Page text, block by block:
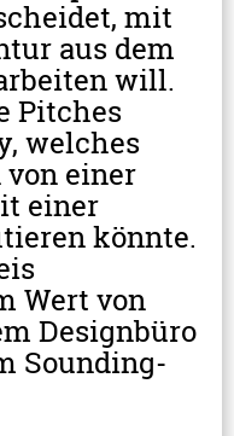
mit
aus dem
will.
Pitches
welches
einer
einer
könnte.
Wert von
Designbüro
Sounding-